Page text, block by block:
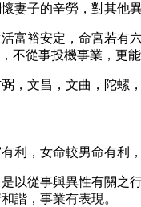
妻子的辛勞，對其他
富裕安定，命宮若
不從事投機事業，更能
，文昌，文曲，陀螺
利，女命較男命有利
以從事與異性有關
諧，事業有表現。